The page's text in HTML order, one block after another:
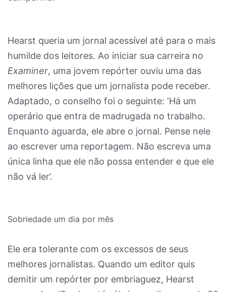
Hearst queria um jornal acessível até para o mais
humilde dos leitores. Ao iniciar sua carreira no
Examiner, uma jovem repórter ouviu uma das
melhores lições que um jornalista pode receber.
Adaptado, o conselho foi o seguinte: ‘Há um
operário que entra de madrugada no trabalho.
Enquanto aguarda, ele abre o jornal. Pense nele
ao escrever uma reportagem. Não escreva uma
única linha que ele não possa entender e que ele
não vá ler’.
Sobriedade um dia por mês
Ele era tolerante com os excessos de seus
melhores jornalistas. Quando um editor quis
demitir um repórter por embriaguez, Hearst